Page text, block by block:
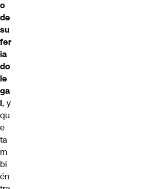
o
de
su
fer
ia
do
le
ga
l, y
qu
e
ta
m
bi
én